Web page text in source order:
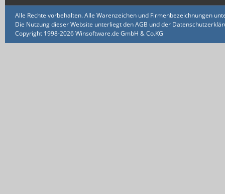
Alle Rechte vorbehalten. Alle Warenzeichen und Firmenbezeichnungen
Die Nutzung dieser Website unterliegt den AGB und der
Copyright 1998-2026 Winsoftware.de GmbH & Co.KG